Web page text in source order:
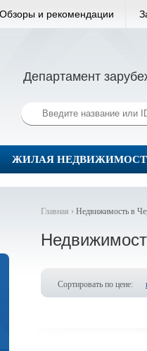
Обзоры и рекомендации
Департамент
ЖИЛАЯ
Главная › Недвижимость в
Сортировать по цене: